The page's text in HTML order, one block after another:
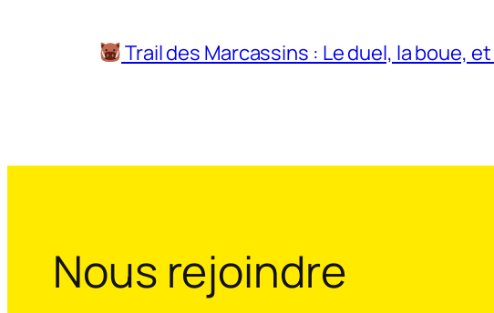
Trail des Marcassins : Le duel, la boue,
Nous rejoindre